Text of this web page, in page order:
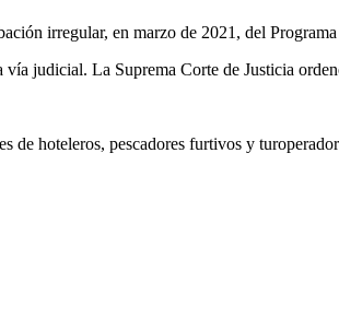
irregular, en marzo de 2021, del
judicial. La Suprema Corte de Justicia
de hoteleros, pescadores furtivos y